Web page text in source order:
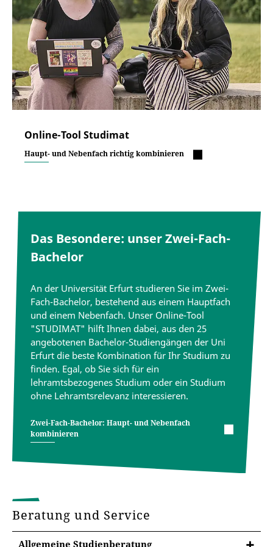
Online-Tool Studimat
Haupt- und Nebenfach richtig kombinieren
Das Besondere: unser Zwei-Fach-
Bachelor
An der Universität Erfurt studieren Sie im Zwei-
Fach-Bachelor, bestehend aus einem Hauptfach
und einem Nebenfach. Unser Online-Tool
"STUDIMAT" hilft Ihnen dabei, aus den 25
angebotenen Bachelor-Studiengängen der Uni
Erfurt die beste Kombination für Ihr Studium zu
finden. Egal, ob Sie sich für ein
lehramtsbezogenes Studium oder ein Studium
ohne Lehramtsrelevanz interessieren.
Zwei-Fach-Bachelor: Haupt- und Nebenfach
kombinieren
Beratung und Service
Allgemeine Studienberatung